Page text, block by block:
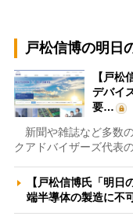
戸松信博の明日
【戸
デバイ
要…
新聞や雑誌など多数
クアドバイザーズ代表
【戸松信博氏「明
端半導体の製造に不